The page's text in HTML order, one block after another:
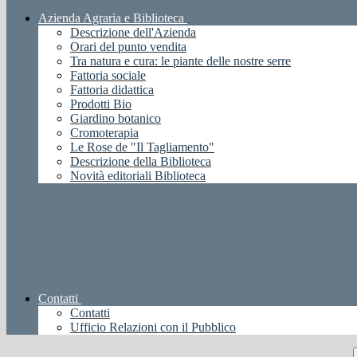
Azienda Agraria e Biblioteca
Descrizione dell'Azienda
Orari del punto vendita
Tra natura e cura: le piante delle nostre serre
Fattoria sociale
Fattoria didattica
Prodotti Bio
Giardino botanico
Cromoterapia
Le Rose de "Il Tagliamento"
Descrizione della Biblioteca
Novità editoriali Biblioteca
Contatti
Contatti
Ufficio Relazioni con il Pubblico